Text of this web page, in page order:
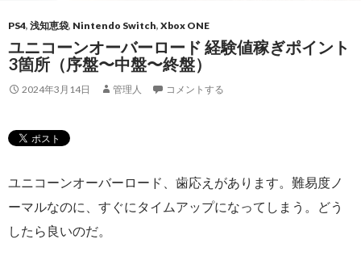
PS4, 浅知恵袋, Nintendo Switch, Xbox ONE
ユニコーンオーバーロード 経験値稼ぎポイント
3箇所（序盤〜中盤〜終盤）
2024年3月14日 管理人 コメントする
ユニコーンオーバーロード、歯応えがあります。難易度ノ
ーマルなのに、すぐにタイムアップになってしまう。どう
したら良いのだ。